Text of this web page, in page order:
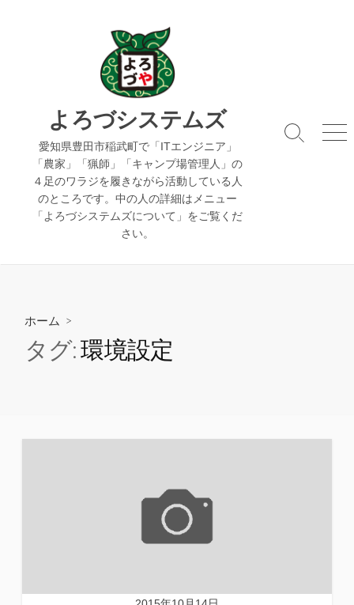
よろづシステムズ
愛知県豊田市稲武町で「ITエンジニア」
「農家」「猟師」「キャンプ場管理人」の
４足のワラジを履きながら活動している人
のところです。中の人の詳細はメニュー
「よろづシステムズについて」をご覧くだ
さい。
検
メ
ホーム >
タグ:環境設定